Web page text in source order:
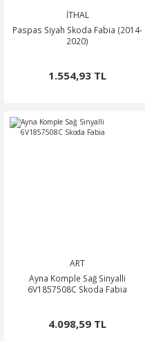
İTHAL
Paspas Siyah Skoda Fabia (2014-
2020)
1.554,93 TL
ART
Ayna Komple Sağ Sinyalli
6V1857508C Skoda Fabia
4.098,59 TL